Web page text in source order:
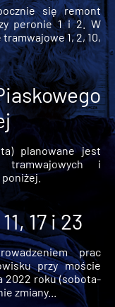
się remont
peronie 1 i 2. W
1, 2, 10,
planowane jest
i
poniżej.
17 i 23
prac
przy moście
2022 roku (sobota-
zmiany...